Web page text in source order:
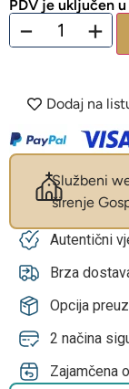
PDV je uključen
− +
Dodaj na
Službeni
širenje
Autentični
Brza
Opcija
2 načina
Zajamčena